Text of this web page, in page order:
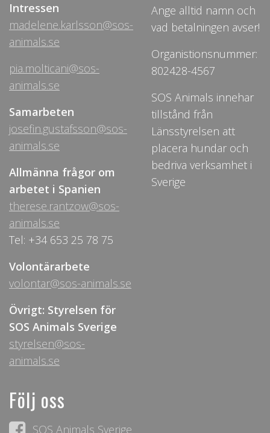
Intressen
madelene.karlsson@sos-
animals.se
pia.molticani@sos-
animals.se
Samarbeten
josefin.gustafsson@sos-
animals.se
Allmänna frågor om
arbetet i Spanien
therese.rantzow@sos-
animals.se
Tel: +34 653 25 78 75
Volontärarbete
volontar@sos-animals.se
Övrigt: Styrelsen för
SOS Animals Sverige
styrelsen@sos-
animals.se
Ange alltid namn och
vad betalningen avser!
Organistionsnummer:
802428-4567
SOS Animals innehar
tillstånd från
Länsstyrelsen att
placera hundar och
bedriva verksamhet i
Sverige
Följ oss
SOS Animals Sverige